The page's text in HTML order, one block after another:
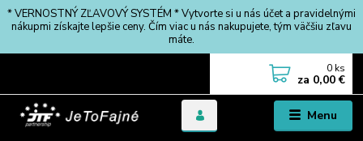
* VERNOSTNÝ ZĽAVOVÝ SYSTÉM * Vytvorte si u nás účet a pravidelnými
nákupmi získajte lepšie ceny. Čím viac u nás nakupujete, tým väčšiu zľavu
máte.
Menu
0 ks
za 0,00 €